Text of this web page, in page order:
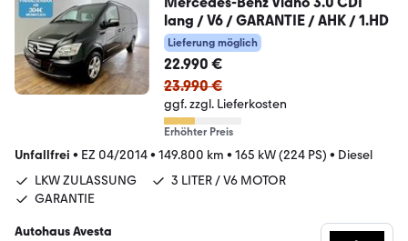
lang / V6 / GARANTIE / AHK / 1.HD
Lieferung möglich
22.990 €
23.990 €
ggf. zzgl. Lieferkosten
Erhöhter Preis
Unfallfrei • EZ 04/2014• 149.800 km • 165 kW (224 PS) • Diesel
LKW ZULASSUNG
3 LITER / V6 MOTOR
GARANTIE
Autohaus Avesta